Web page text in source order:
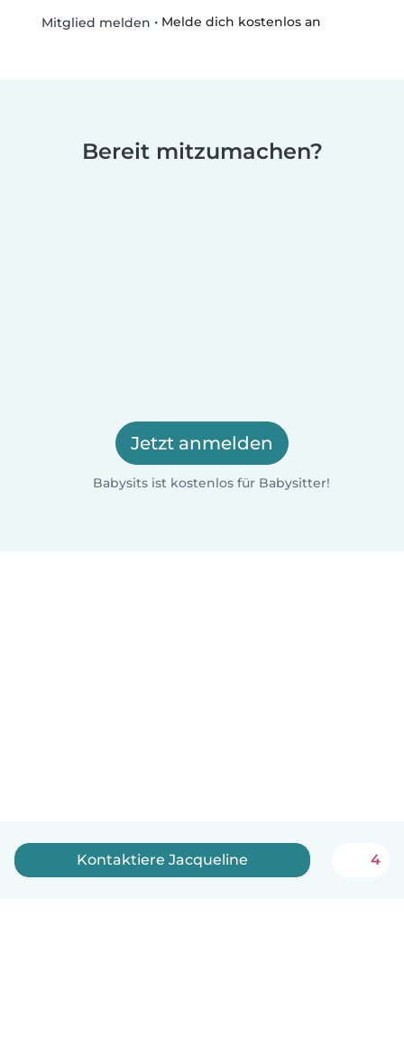
Mitglied melden • Melde dich kostenlos an
Bereit mitzumachen?
Jetzt anmelden
Babysits ist kostenlos für Babysitter!
Kontaktiere Jacqueline 4